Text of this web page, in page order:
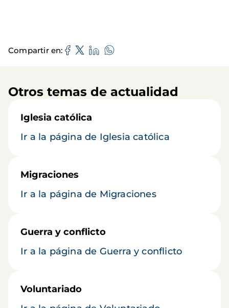
Compartir en
Otros temas de actualidad
Iglesia católica
Ir a la página de Iglesia católica
Migraciones
Ir a la página de Migraciones
Guerra y conflicto
Ir a la página de Guerra y conflicto
Voluntariado